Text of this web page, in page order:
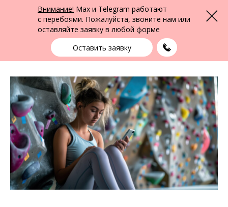
Внимание! Max и Telegram работают
с перебоями. Пожалуйста, звоните нам или
оставляйте заявку в любой форме
Оставить заявку
Юридическая помощь по всей России
ФПК Альтернатива
Меню
Выбрать город +7 (383) 388-72-90